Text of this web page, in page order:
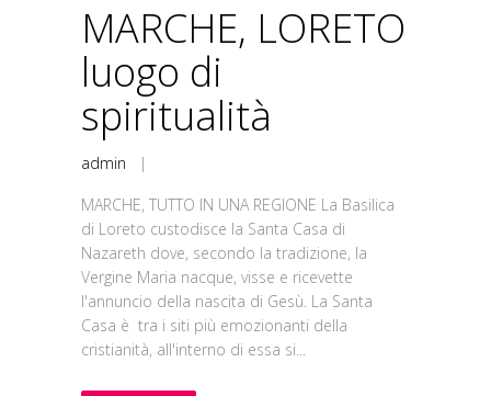
MARCHE, LORETO
luogo di
spiritualità
admin |
MARCHE, TUTTO IN UNA REGIONE La Basilica
di Loreto custodisce la Santa Casa di
Nazareth dove, secondo la tradizione, la
Vergine Maria nacque, visse e ricevette
l'annuncio della nascita di Gesù. La Santa
Casa è tra i siti più emozionanti della
cristianità, all'interno di essa si...